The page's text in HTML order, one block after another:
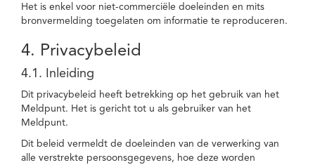
Het is enkel voor niet-commerciële doeleinden en mits
bronvermelding toegelaten om informatie te reproduceren.
4. Privacybeleid
4.1. Inleiding
Dit privacybeleid heeft betrekking op het gebruik van het
Meldpunt. Het is gericht tot u als gebruiker van het
Meldpunt.
Dit beleid vermeldt de doeleinden van de verwerking van
alle verstrekte persoonsgegevens, hoe deze worden